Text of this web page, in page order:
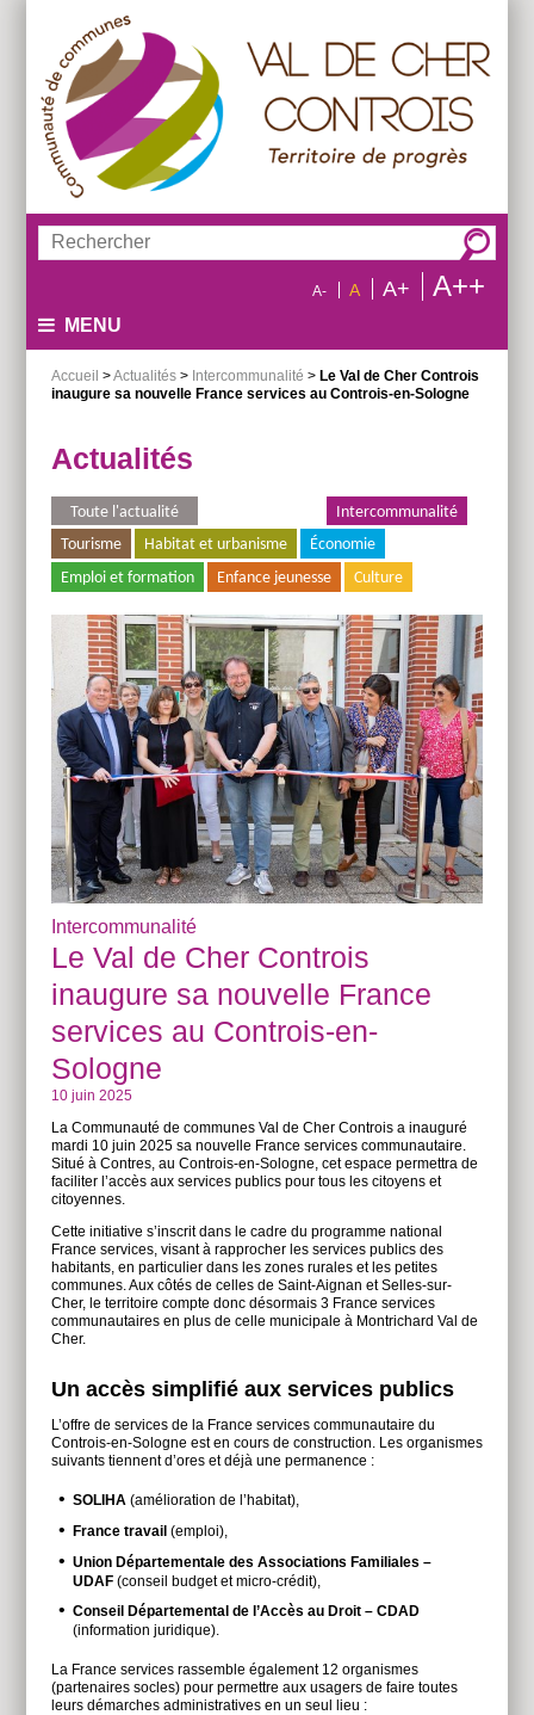
menu
contenu
recherche
Rechercher :
A- A A+ A++
MENU
Accueil >Actualités> Intercommunalité > Le Val de Cher Controis
inaugure sa nouvelle France services au Controis-en-Sologne
Actualités
Toute l'actualité
Intercommunalité
Tourisme
Habitat et urbanisme
Économie
Emploi et formation
Enfance jeunesse Culture
Intercommunalité
Le Val de Cher Controis
inaugure sa nouvelle France
services au Controis-en-
Sologne
10 juin 2025
La Communauté de communes Val de Cher Controis a inauguré
mardi 10 juin 2025 sa nouvelle France services communautaire.
Situé à Contres, au Controis-en-Sologne, cet espace permettra de
faciliter l’accès aux services publics pour tous les citoyens et
citoyennes.
Cette initiative s’inscrit dans le cadre du programme national
France services, visant à rapprocher les services publics des
habitants, en particulier dans les zones rurales et les petites
communes. Aux côtés de celles de Saint-Aignan et Selles-sur-
Cher, le territoire compte donc désormais 3 France services
communautaires en plus de celle municipale à Montrichard Val de
Cher.
Un accès simplifié aux services publics
L’offre de services de la France services communautaire du
Controis-en-Sologne est en cours de construction. Les organismes
suivants tiennent d’ores et déjà une permanence :
SOLIHA (amélioration de l’habitat),
France travail(emploi),
Union Départementale des Associations Familiales –
UDAF(conseil budget et micro-crédit),
Conseil Départemental de l’Accès au Droit – CDAD
(information juridique).
La France services rassemble également 12 organismes
(partenaires socles) pour permettre aux usagers de faire toutes
leurs démarches administratives en un seul lieu :